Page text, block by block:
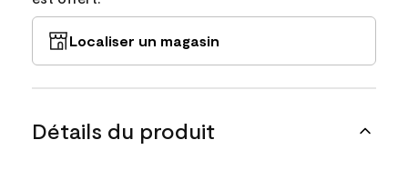
Localiser un magasin
Détails du produit